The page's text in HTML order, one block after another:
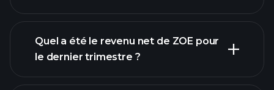
bénéfices de ZOE
Quel a été le revenu net de ZOE pour
le dernier trimestre ?